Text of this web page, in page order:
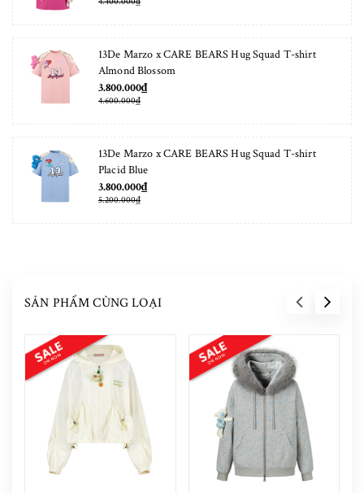
13De Marzo x CARE BEARS Hug Squad T-shirt
Almond Blossom
3.800.000₫
4.600.000₫
13De Marzo x CARE BEARS Hug Squad T-shirt
Placid Blue
3.800.000₫
5.200.000₫
SẢN PHẨM CÙNG LOẠI